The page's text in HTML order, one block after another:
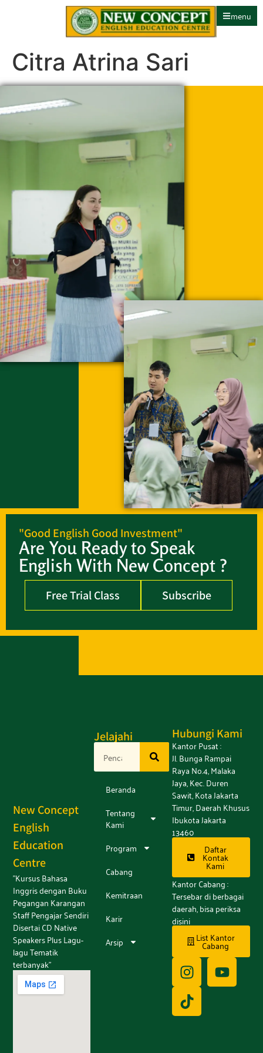
menu
Citra Atrina Sari
"Good English Good Investment"
Are You Ready to Speak
English With New Concept ?
Free Trial Class Subscribe
New Concept
English
Education
Centre
"Kursus Bahasa
Inggris dengan Buku
Pegangan Karangan
Staff Pengajar Sendiri
Disertai CD Native
Speakers Plus Lagu-
lagu Tematik
terbanyak"
Jelajahi
Beranda
Tentang
Kami
Program
Cabang
Kemitraan
Karir
Arsip
Hubungi Kami
Kantor Pusat :
Jl. Bunga Rampai
Raya No.4, Malaka
Jaya, Kec. Duren
Sawit, Kota Jakarta
Timur, Daerah Khusus
Ibukota Jakarta
13460
Daftar
Kontak
Kami
Kantor Cabang :
Tersebar di berbagai
daerah, bisa periksa
disini
List Kantor
Cabang